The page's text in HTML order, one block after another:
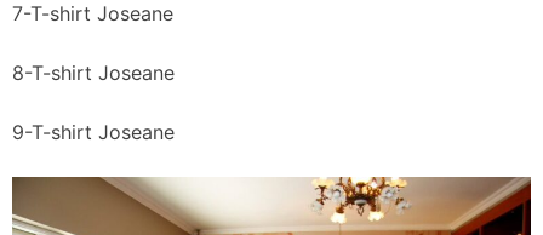
7-T-shirt Joseane
8-T-shirt Joseane
9-T-shirt Joseane